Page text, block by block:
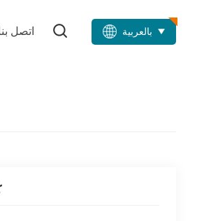
بالعربية اتصل